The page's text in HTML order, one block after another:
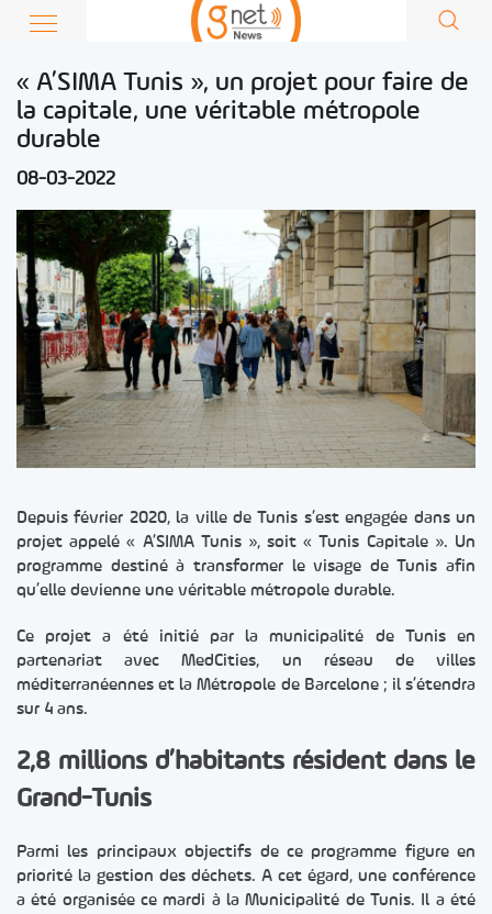
« A’SIMA Tunis », un projet pour faire de
la capitale, une véritable métropole
durable
08-03-2022
Depuis février 2020, la ville de Tunis s’est engagée dans un
projet appelé « A’SIMA Tunis », soit « Tunis Capitale ». Un
programme destiné à transformer le visage de Tunis afin
qu’elle devienne une véritable métropole durable.
Ce projet a été initié par la municipalité de Tunis en
partenariat avec MedCities, un réseau de villes
méditerranéennes et la Métropole de Barcelone ; il s’étendra
sur 4 ans.
2,8 millions d’habitants résident dans le
Grand-Tunis
Parmi les principaux objectifs de ce programme figure en
priorité la gestion des déchets. A cet égard, une conférence
a été organisée ce mardi à la Municipalité de Tunis. Il a été